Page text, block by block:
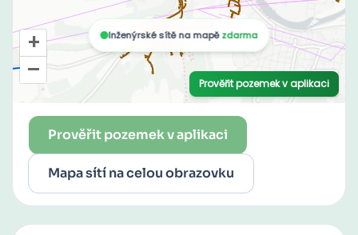
Prověřit pozemek v aplikaci
Mapa sítí na celou obrazovku